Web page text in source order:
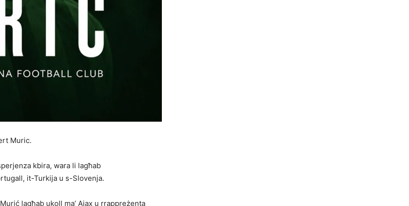
Muric.
kbira, wara li lagħab
it-Turkija u s-Slovenja.
lagħab ukoll ma’ Ajax u rrappreżenta